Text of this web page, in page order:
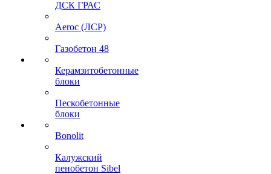
ДСК ГРАС
Aeroc (ЛСР)
Газобетон 48
Керамзитобетонные
блоки
Пескобетонные
блоки
Bonolit
Калужский
пенобетон Sibel